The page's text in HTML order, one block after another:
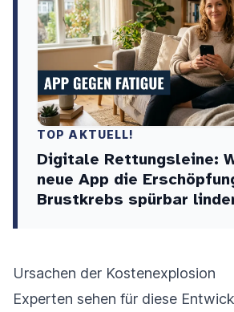
TOP AKTUELL!
Digitale Rettungsleine:
neue App die
Brustkrebs spürbar
Ursachen der Kostenexplosion
Experten sehen für diese